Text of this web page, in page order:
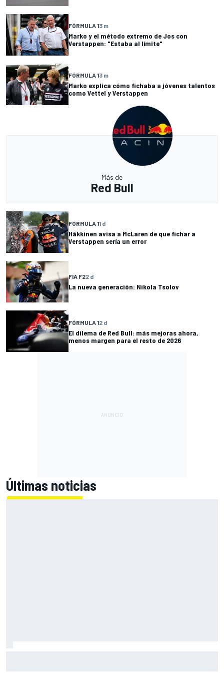
FÓRMULA 13 m
Marko y el método extremo de Jos con
Verstappen: "Estaba al límite"
FÓRMULA 13 m
Marko explica cómo fichaba a jóvenes talentos
como Vettel y Verstappen
Más de
Red Bull
FÓRMULA 11 d
Häkkinen avisa a McLaren de que fichar a
Verstappen sería un error
FIA F22 d
La nueva generación: Nikola Tsolov
FÓRMULA 12 d
El dilema de Red Bull: más mejoras ahora,
menos margen para el resto de 2026
Últimas noticias